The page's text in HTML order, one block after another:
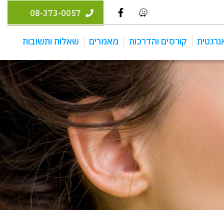
08-373-0057
קורסים והדרכות מאמרים שאלות ותשובות